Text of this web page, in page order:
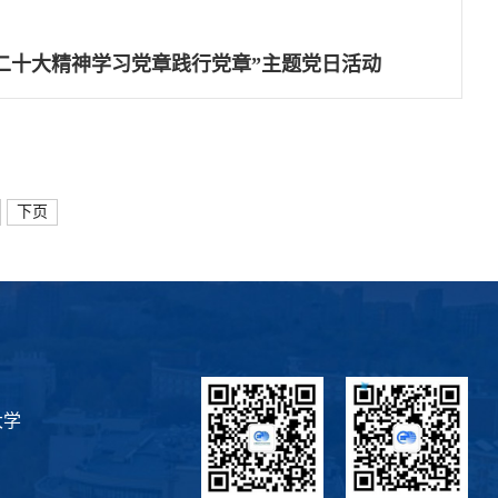
大精神学习党章践行党章”主题党日活动
下页
学